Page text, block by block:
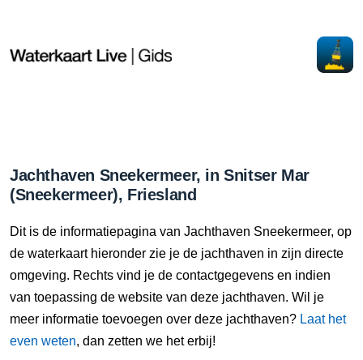
Jachthaven Sneekermeer, in Snitser Mar
(Sneekermeer), Friesland
Dit is de informatiepagina van Jachthaven Sneekermeer, op
de waterkaart hieronder zie je de jachthaven in zijn directe
omgeving. Rechts vind je de contactgegevens en indien
van toepassing de website van deze jachthaven. Wil je
meer informatie toevoegen over deze jachthaven? Laat het
even weten, dan zetten we het erbij!